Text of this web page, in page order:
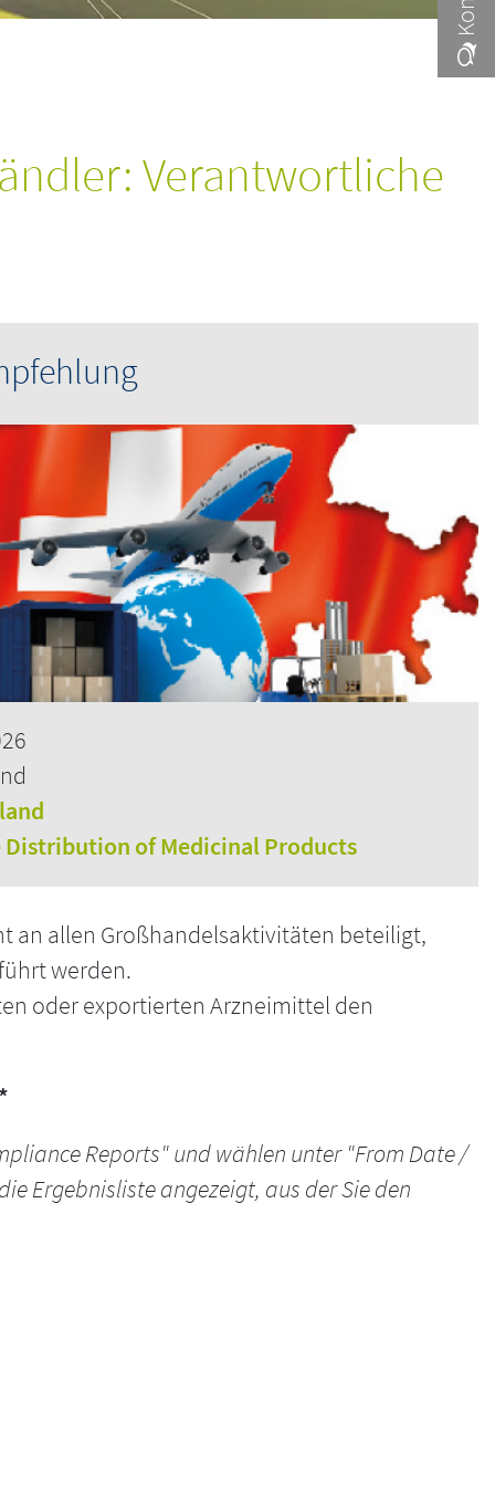
Verantwortliche
Distribution of Medicinal Products
an allen Großhandelsaktivitäten beteiligt,
werden.
oder exportierten Arzneimittel den
*
Reports" und wählen unter "From Date /
Ergebnisliste angezeigt, aus der Sie den